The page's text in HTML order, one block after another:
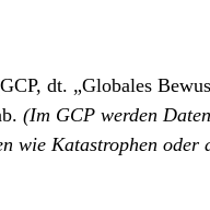
dt. „Globales
(Im GCP werden
wie Katastrophen